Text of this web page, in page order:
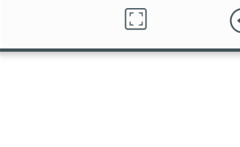
1883 - Konfirmerede mænd 1891